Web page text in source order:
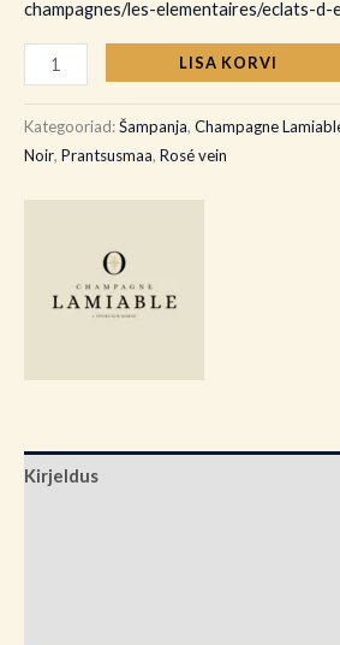
champagnes/les-elementaires/eclats-d-
LISA KORVI
Kategooriad:Šampanja, Champagne
Noir, Prantsusmaa, Rosé vein
Kirjeldus